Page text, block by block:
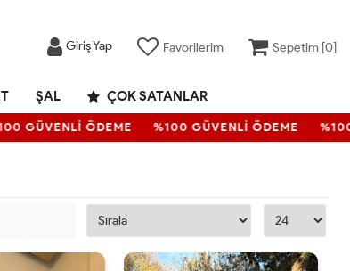
Giriş Yap Favorilerim Sepetim [0]
ŞAL ÇOK SATANLAR
GÜVENLİ ÖDEME %100 GÜVENLİ ÖDEME